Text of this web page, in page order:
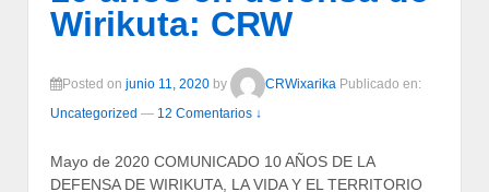
Wirikuta: CRW
Posted on junio 11, 2020 by CRWixarika Publicado en:
Uncategorized — 12 Comentarios ↓
Mayo de 2020 COMUNICADO 10 AÑOS DE LA
DEFENSA DE WIRIKUTA, LA VIDA Y EL TERRITORIO